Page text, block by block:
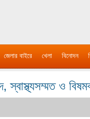
জেলার বাইরে খেলা বিনোদন
স্বাস্থ্যসম্মত ও